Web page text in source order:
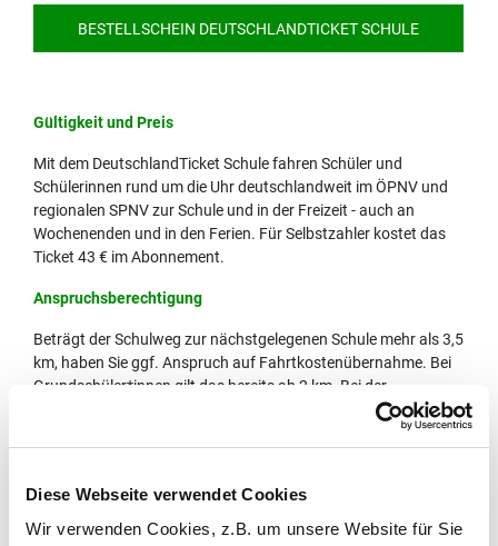
Diese Webseite verwendet Cookies
Wir verwenden Cookies, z.B. um unsere Website für Sie
BESTELLSCHEIN DEUTSCHLANDTICKET SCHULE
Gültigkeit und Preis
Mit dem DeutschlandTicket Schule fahren Schüler und
Schülerinnen rund um die Uhr deutschlandweit im ÖPNV und
regionalen SPNV zur Schule und in der Freizeit - auch an
Wochenenden und in den Ferien. Für Selbstzahler kostet das
Ticket 43 € im Abonnement.
Anspruchsberechtigung
Beträgt der Schulweg zur nächstgelegenen Schule mehr als 3,5
km, haben Sie ggf. Anspruch auf Fahrtkostenübernahme. Bei
Grundschüler*innen gilt das bereits ab 2 km. Bei der
Anspruchsprüfung und einen entsprechenden Antrag wenden
Familien, deren Kinder einen Anspruch auf
Fahrtkostenübernahme durch den Schulträger haben, zahlen